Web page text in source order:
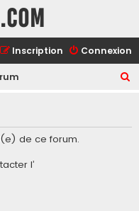
Connexion
Inscription
h
de ce forum.
l’